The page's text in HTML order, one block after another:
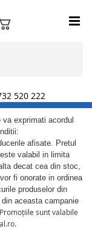
520 222
exprimati acordul
afisate. Pretul
valabil in limita
decat cea din stoc,
fi onorate in ordinea
produselor din
aceasta campanie
Promoțiile sunt valabile